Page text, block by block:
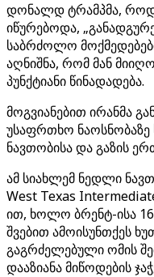
დონალდ ტრამპმა,
იწურებოდა,
საბრძოლო
აღნიშნა, რომ მან
პუნქტიანი წინადადება.
მოგვიანებით ირანმა
უსაფრთხო
ნავთობისა და გაზის
ამ სიახლემ ნედლი
West Texas
ით, ხოლო ბრენტ-ისა
შვებით ამოისუნთქეს
გაგრძელებული ომის
დააზიანა მიწოდების